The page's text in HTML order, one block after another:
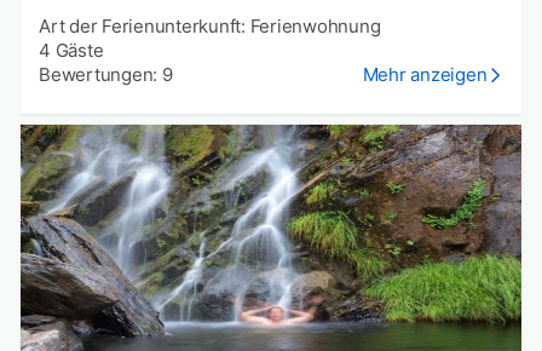
Art der Ferienunterkunft: Ferienwohnung
4 Gäste
Bewertungen: 9
Mehr anzeigen